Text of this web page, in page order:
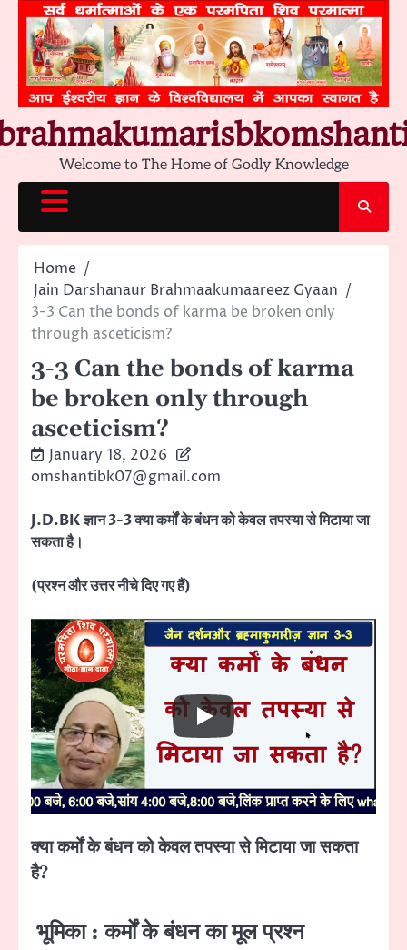
content
Welcome to The Home of Godly Knowledge
Home
Jain Darshanaur Brahmaakumaareez Gyaan
3-3 Can the bonds of karma be broken only
through asceticism?
3-3 Can the bonds of karma
be broken only through
asceticism?
January 18, 2026
omshantibk07@gmail.com
J.D.BK ज्ञान 3-3 क्या कर्मों के बंधन को केवल तपस्या से मिटाया जा
सकता है।
(प्रश्न और उत्तर नीचे दिए गए हैं)
क्या कर्मों के बंधन को केवल तपस्या से मिटाया जा सकता
है?
भूमिका : कर्मों के बंधन का मूल प्रश्न